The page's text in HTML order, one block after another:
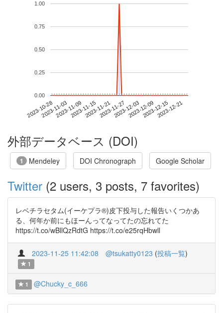
2023-10-282023-11-032023-11-092023-11-152023-11-212023-11-272023-12-032023-12-092023-12-152023-12-21
0.00
0.25
0.50
0.75
1.00
外部データベース (DOI)
1 Mendeley DOI Chronograph Google Scholar
Twitter (2 users, 3 posts, 7 favorites)
レベチラセタム(イーケプラ®)皮下投与した報告いくつかあ
る、何年か前にもほーんってなってたの忘れてた
https://t.co/wBllQzRdtG https://t.co/e25rqHbwll
2023-11-25 11:42:08 @tsukatty0123 (投稿一覧)
1
1 @Chucky_c_666